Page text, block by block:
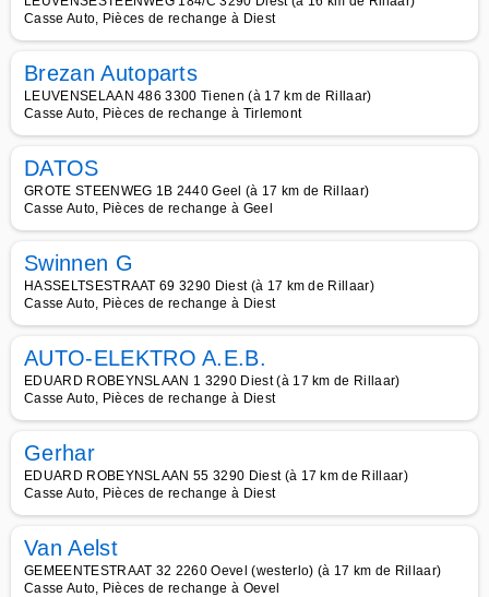
Casse Auto, Pièces de rechange à Diest
Brezan Autoparts
LEUVENSELAAN 486 3300 Tienen (à 17 km de Rillaar)
Casse Auto, Pièces de rechange à Tirlemont
DATOS
GROTE STEENWEG 1B 2440 Geel (à 17 km de Rillaar)
Casse Auto, Pièces de rechange à Geel
Swinnen G
HASSELTSESTRAAT 69 3290 Diest (à 17 km de Rillaar)
Casse Auto, Pièces de rechange à Diest
AUTO-ELEKTRO A.E.B.
EDUARD ROBEYNSLAAN 1 3290 Diest (à 17 km de Rillaar)
Casse Auto, Pièces de rechange à Diest
Gerhar
EDUARD ROBEYNSLAAN 55 3290 Diest (à 17 km de Rillaar)
Casse Auto, Pièces de rechange à Diest
Van Aelst
GEMEENTESTRAAT 32 2260 Oevel (westerlo) (à 17 km de Rillaar)
Casse Auto, Pièces de rechange à Oevel